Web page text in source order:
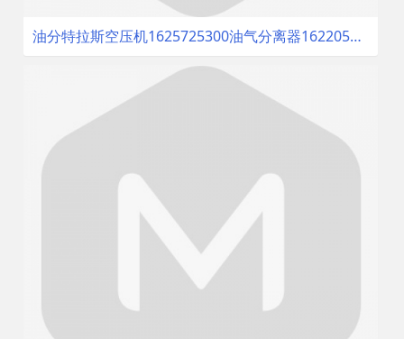
油分特拉斯空压机1625725300油气分离器1622051600油分